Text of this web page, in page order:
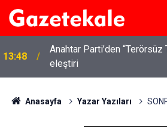
13:48
Anahtar Parti’den
eleştiri
Anasayfa Yazar Yazıları